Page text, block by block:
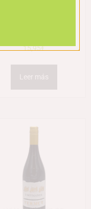
15,95€
Leer más